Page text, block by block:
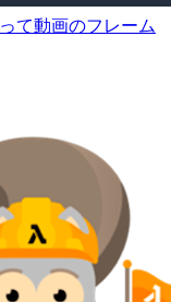
て動画のフレーム